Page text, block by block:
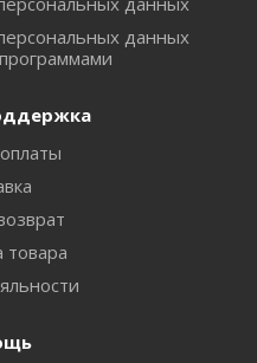
данных